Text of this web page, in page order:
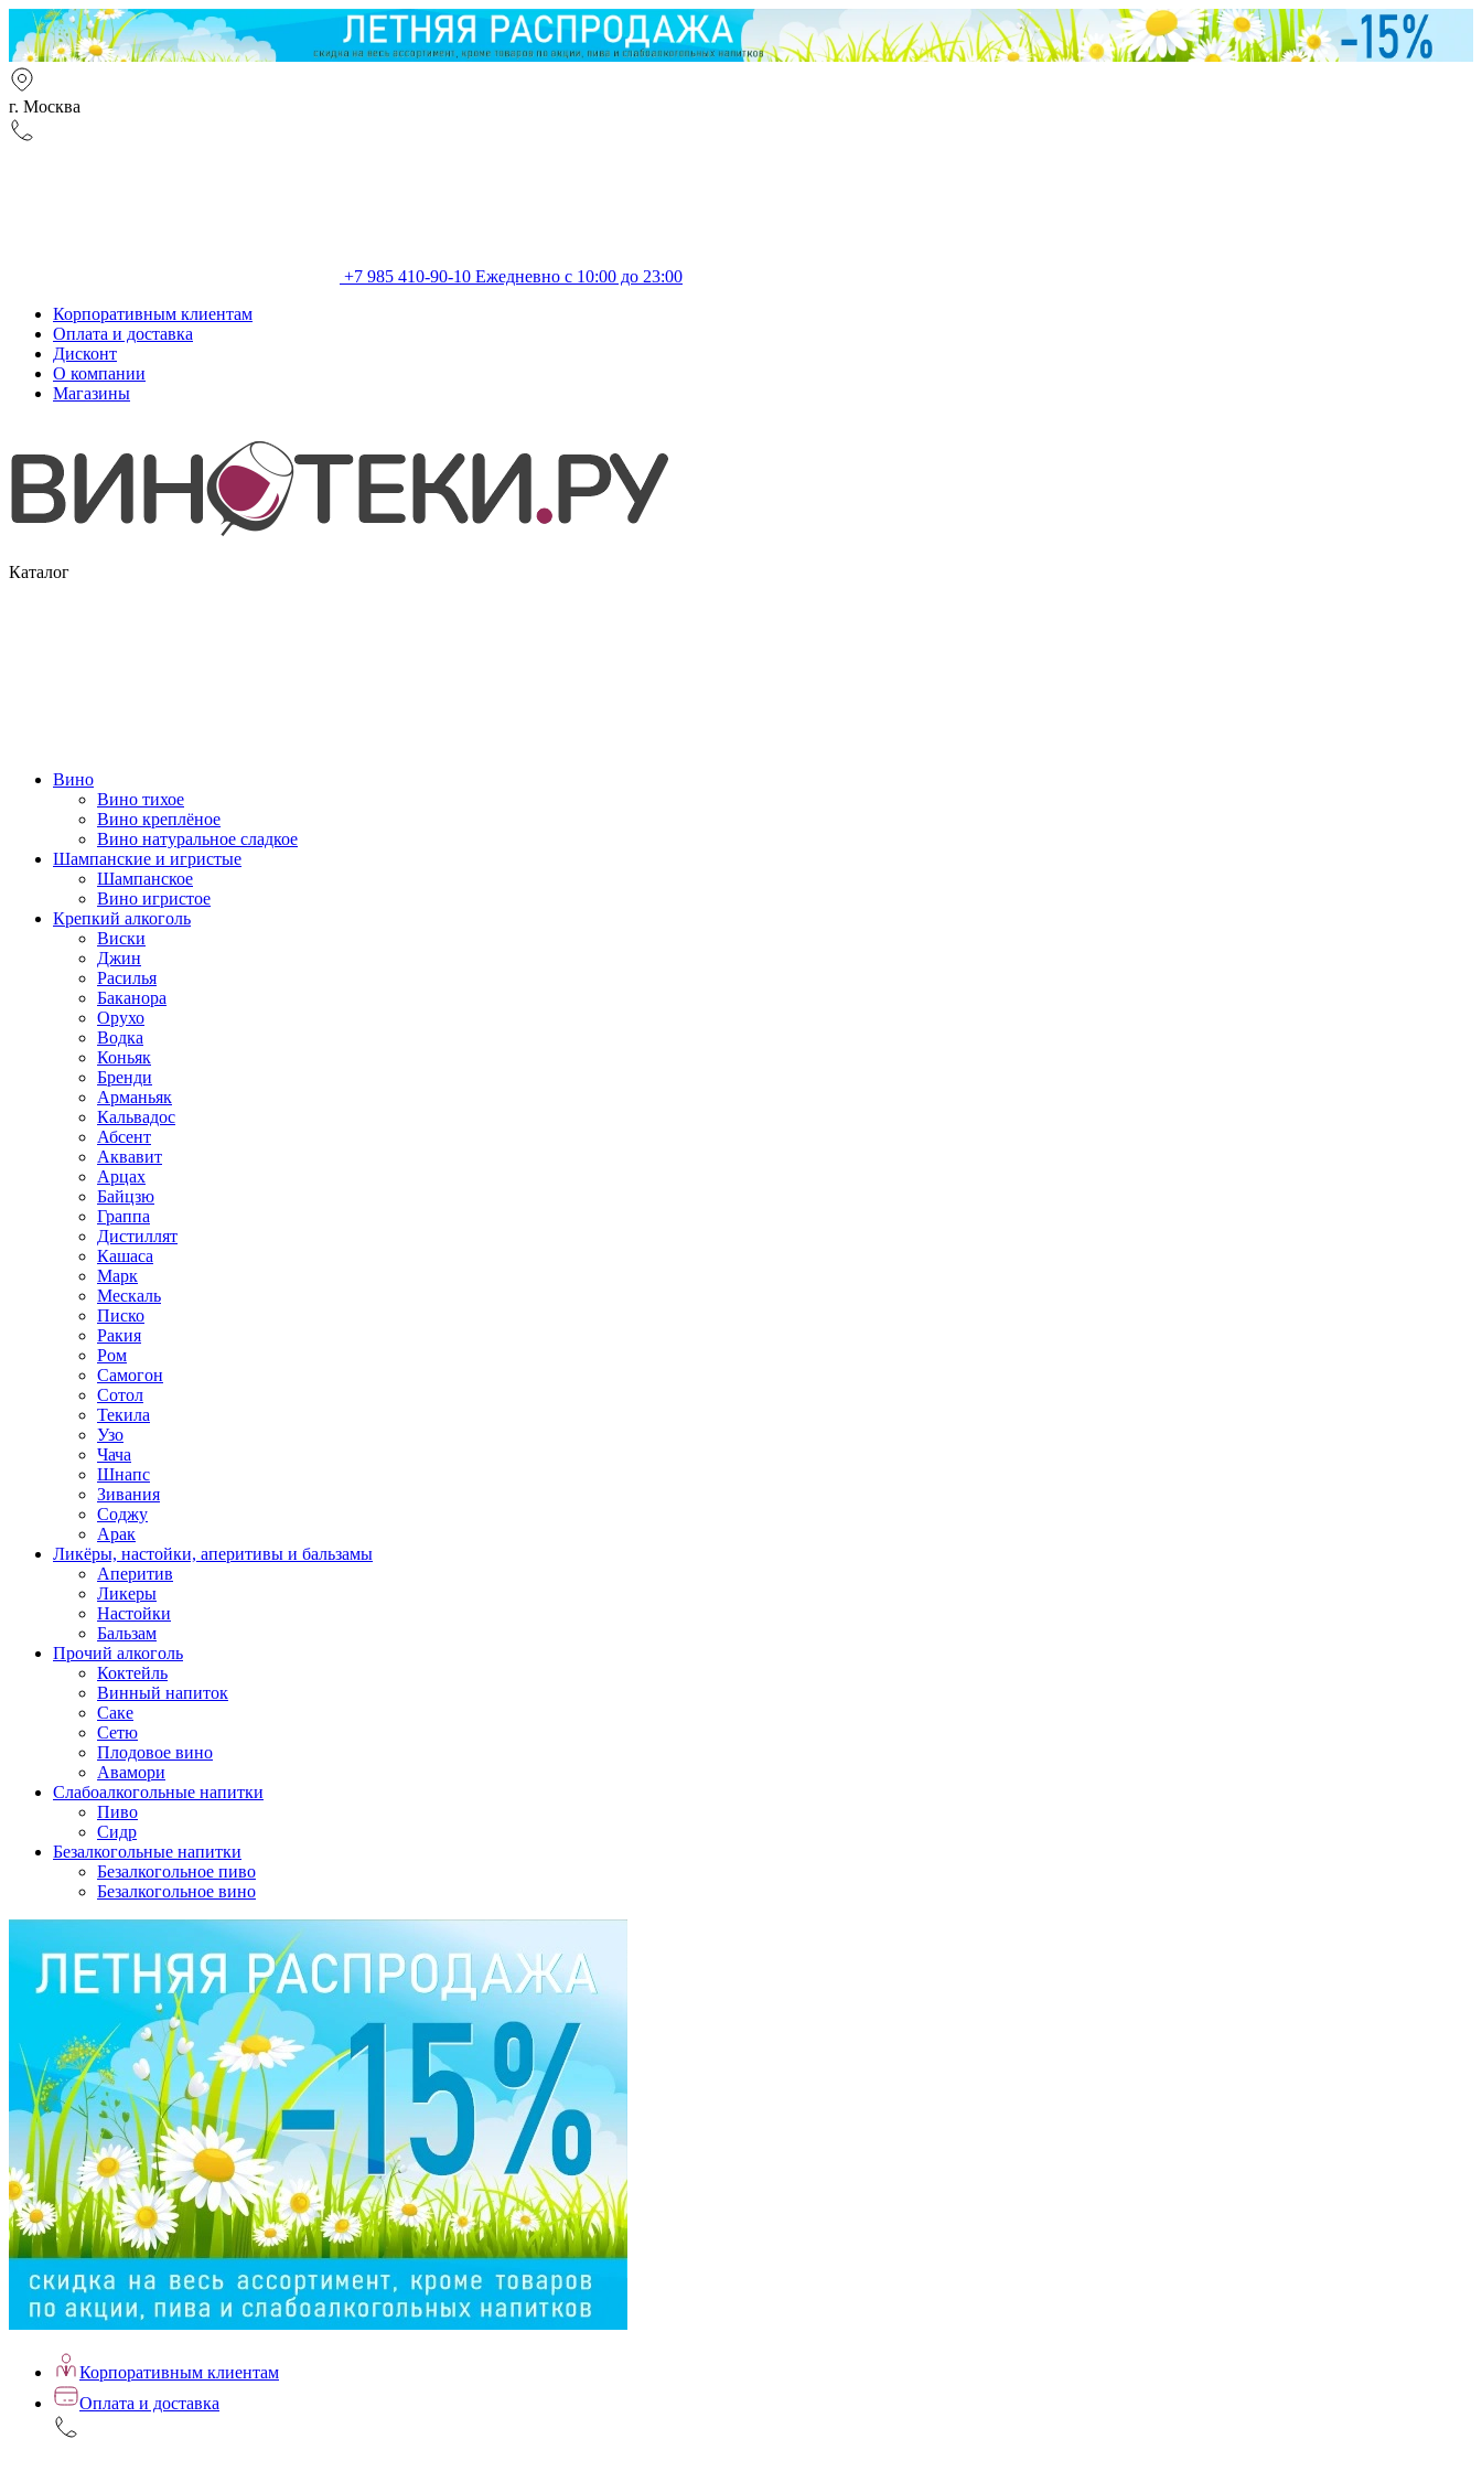
г. Москва
+7 985 410-90-10 Ежедневно с 10:00 до 23:00
Корпоративным клиентам
Оплата и доставка
Дисконт
О компании
Магазины
Каталог
Вино
Вино тихое
Вино креплёное
Вино натуральное сладкое
Шампанские и игристые
Шампанское
Вино игристое
Крепкий алкоголь
Виски
Джин
Расилья
Баканора
Орухо
Водка
Коньяк
Бренди
Арманьяк
Кальвадос
Абсент
Аквавит
Арцах
Байцзю
Граппа
Дистиллят
Кашаса
Марк
Мескаль
Писко
Ракия
Ром
Самогон
Сотол
Текила
Узо
Чача
Шнапс
Зивания
Соджу
Арак
Ликёры, настойки, аперитивы и бальзамы
Аперитив
Ликеры
Настойки
Бальзам
Прочий алкоголь
Коктейль
Винный напиток
Саке
Сетю
Плодовое вино
Авамори
Слабоалкогольные напитки
Пиво
Сидр
Безалкогольные напитки
Безалкогольное пиво
Безалкогольное вино
Корпоративным клиентам
Оплата и доставка